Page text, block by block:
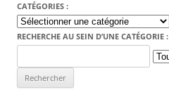
CATÉGORIES :
Catégories
:
RECHERCHE AU SEIN D’UNE CATÉGORIE :
for: